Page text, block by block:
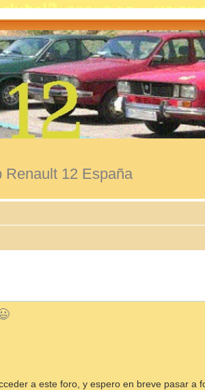
Renault 12 España
a este foro, y espero en breve pasar a